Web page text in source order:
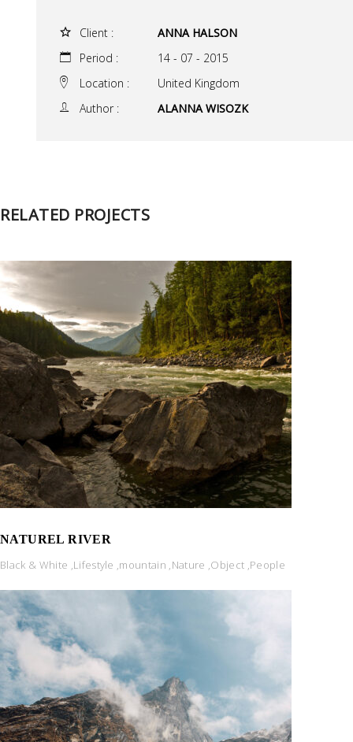
Client :
ANNA HALSON
Period :
14 - 07 - 2015
Location :
United Kingdom
Author :
ALANNA WISOZK
RELATED PROJECTS
NATUREL RIVER
Black & White ,Lifestyle ,mountain ,Nature ,Object ,People